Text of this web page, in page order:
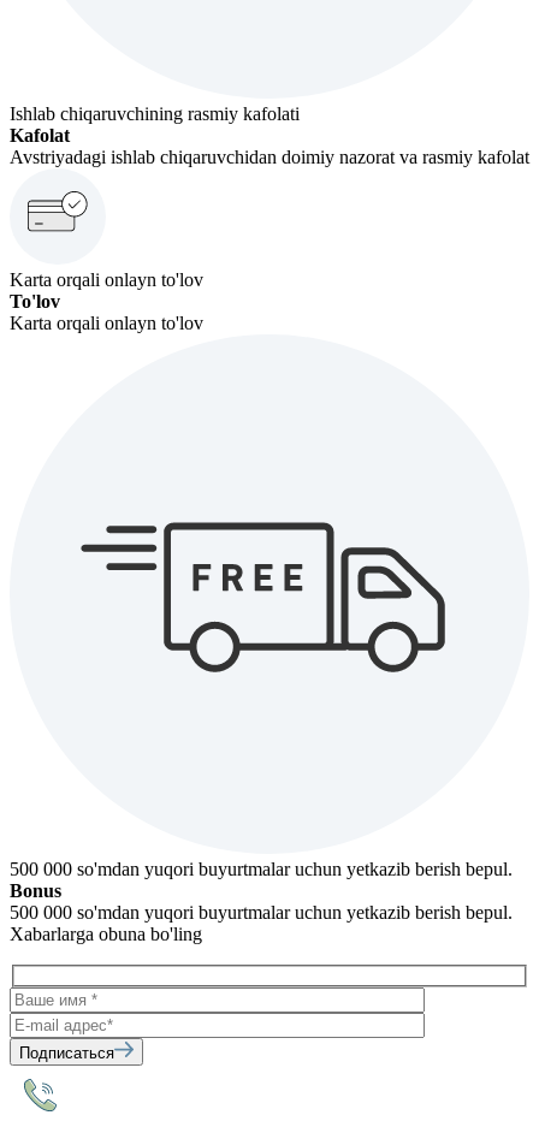
Ishlab chiqaruvchining rasmiy kafolati
Kafolat
Avstriyadagi ishlab chiqaruvchidan doimiy nazorat va rasmiy kafolat
Karta orqali onlayn to'lov
To'lov
Karta orqali onlayn to'lov
500 000 so'mdan yuqori buyurtmalar uchun yetkazib berish bepul.
Bonus
500 000 so'mdan yuqori buyurtmalar uchun yetkazib berish bepul.
Xabarlarga obuna bo'ling
Подписаться